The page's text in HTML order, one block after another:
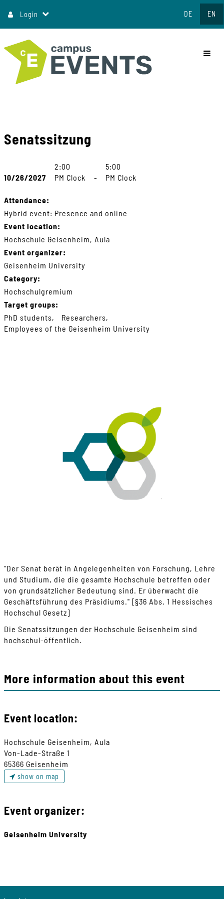
content
Login DE EN
Senatssitzung
10/26/2027
2:00
PM Clock
-
5:00
PM Clock
Attendance:
Hybrid event: Presence and online
Event location:
Hochschule Geisenheim, Aula
Event organizer:
Geisenheim University
Category:
Hochschulgremium
Target groups:
PhD students
Researchers
Employees of the Geisenheim University
"Der Senat berät in Angelegenheiten von Forschung, Lehre
und Studium, die die gesamte Hochschule betreffen oder
von grundsätzlicher Bedeutung sind. Er überwacht die
Geschäftsführung des Präsidiums." [§36 Abs. 1 Hessisches
Hochschul Gesetz]
Die Senatssitzungen der Hochschule Geisenheim sind
hochschul-öffentlich.
More information about this event
Event location:
Hochschule Geisenheim, Aula
Von-Lade-Straße 1
65366 Geisenheim
show on map
Event organizer:
Geisenheim University